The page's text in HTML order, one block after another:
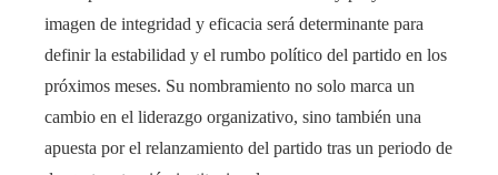
imagen de integridad y eficacia será determinante para
definir la estabilidad y el rumbo político del partido en los
próximos meses. Su nombramiento no solo marca un
cambio en el liderazgo organizativo, sino también una
apuesta por el relanzamiento del partido tras un periodo de